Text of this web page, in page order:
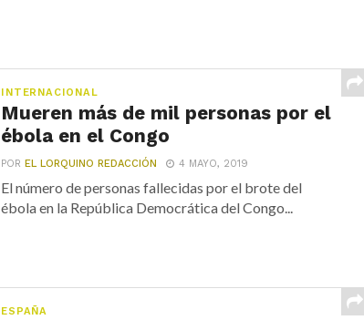
INTERNACIONAL
Mueren más de mil personas por el
ébola en el Congo
POREL LORQUINO REDACCIÓN 4 MAYO, 2019
El número de personas fallecidas por el brote del
ébola en la República Democrática del Congo...
ESPAÑA